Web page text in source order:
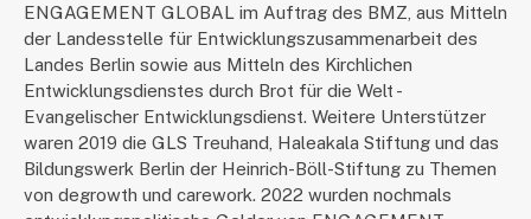
ENGAGEMENT GLOBAL im Auftrag des BMZ, aus Mitteln
der Landesstelle für Entwicklungszusammenarbeit des
Landes Berlin sowie aus Mitteln des Kirchlichen
Entwicklungsdienstes durch Brot für die Welt -
Evangelischer Entwicklungsdienst. Weitere Unterstützer
waren 2019 die GLS Treuhand, Haleakala Stiftung und das
Bildungswerk Berlin der Heinrich-Böll-Stiftung zu Themen
von degrowth und carework. 2022 wurden nochmals